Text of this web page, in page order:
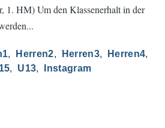
1. HM) Um den Klassenerhalt in der
Herren2 Herren3
Herren4
U13 Instagram